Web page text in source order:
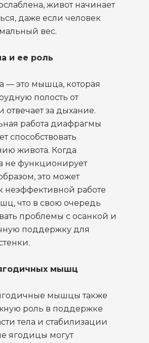
живот начинает
даже если человек
вес.
и ее роль
— это мышца, которая
полость от
за дыхание.
работа диафрагмы
способствовать
живота. Когда
не функционирует
это может
неэффективной работе
что в свою очередь
проблемы с осанкой и
поддержку для
мышц
мышцы также
роль в поддержке
тела и стабилизации
ягодицы могут